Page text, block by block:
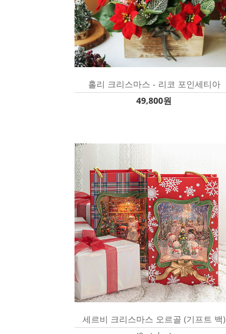
홀리 크리스마스 - 리코 포인세티아
49,800원
세르비 크리스마스 오르골 (기프트 백)